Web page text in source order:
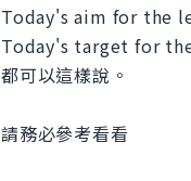
Today's aim for the
Today's target for
都可以這樣說。
請務必參考看看